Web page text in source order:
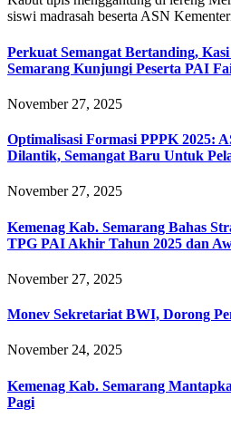
siswi madrasah beserta ASN
Perkuat Semangat Bertanding,
Semarang Kunjungi Peserta PAI
November 27, 2025
Optimalisasi Formasi PPPK 2025:
Dilantik, Semangat Baru Untuk
November 27, 2025
Kemenag Kab. Semarang Bahas
TPG PAI Akhir Tahun 2025 dan
November 27, 2025
Monev Sekretariat BWI, Dorong
November 24, 2025
Kemenag Kab. Semarang
Pagi